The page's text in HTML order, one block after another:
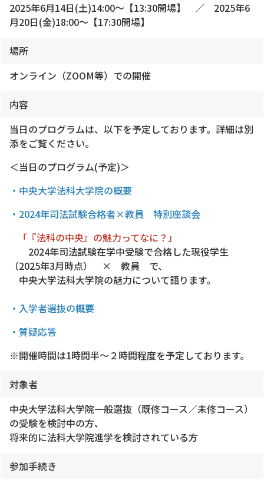
2025年6月14日(土)14:00～【13:30開場】 ／ 2025年6
月20日(金)18:00～【17:30開場】
場所
オンライン（ZOOM等）での開催
内容
当日のプログラムは、以下を予定しております。詳細は別
添をご覧ください。
＜当日のプログラム(予定)＞
・中央大学法科大学院の概要
・2024年司法試験合格者×教員 特別座談会
「『法科の中央』の魅力ってなに？」
2024年司法試験在学中受験で合格した現役学生
（2025年3月時点） × 教員 で、
中央大学法科大学院の魅力について語ります。
・入学者選抜の概要
・質疑応答
※開催時間は1時間半～２時間程度を予定しております。
対象者
中央大学法科大学院一般選抜（既修コース／未修コース）
の受験を検討中の方、
将来的に法科大学院進学を検討されている方
参加手続き